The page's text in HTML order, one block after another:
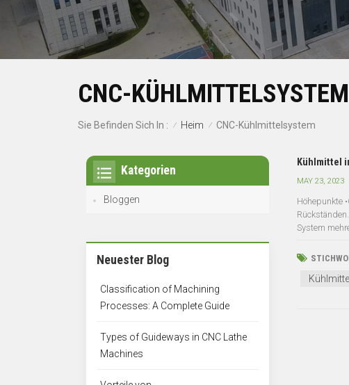
CNC-KÜHLMITTELSYSTEM
Sie Befinden Sich In : / Heim / CNC-Kühlmittelsystem
Kühlmittel
MAY 23, 2023
Höhepunkte
System
Kategorien
Bloggen
Neuester Blog
Classification of Machining
Processes: A Complete Guide
Types of Guideways in CNC Lathe
Machines